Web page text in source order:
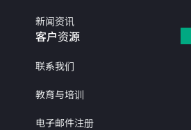
新闻资讯
客户资源
联系我们
教育与培训
电子邮件注册